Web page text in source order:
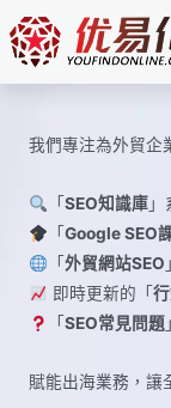
Skip
to
content
我們專注為外貿企
「 SEO知識庫」
「 Google SEO
「 外貿網站SEO
即時更新的「
「 SEO常見問題
賦能出海業務，讓